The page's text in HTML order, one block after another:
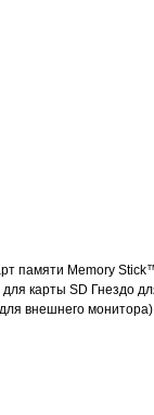
памяти Memory
карты SD Гнездо
внешнего монитора)